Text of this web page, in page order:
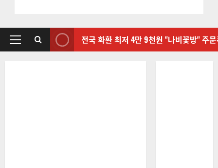
기
전국 화환 최저 4만 9천원 "나비꽃방" 주